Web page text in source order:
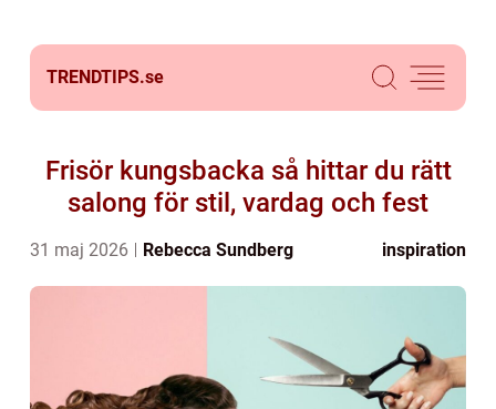
TRENDTIPS.se
Frisör kungsbacka så hittar du rätt
salong för stil, vardag och fest
31 maj 2026 Rebecca Sundberg inspiration